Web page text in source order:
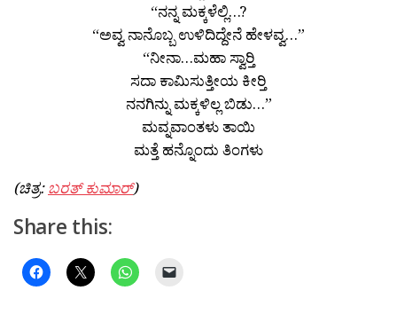
“ನನ್ನ ಮಕ್ಕಳೆಲ್ಲಿ…?
“ಅವ್ವ ನಾನೊಬ್ಬ ಉಳಿದಿದ್ದೇನೆ ಹೇಳವ್ವ…”
“ನೀನಾ…ಮಹಾ ಸ್ವಾರ್‍ತಿ
ಸದಾ ಕಾಮಿಸುತ್ತೀಯ ಕೀರ್‍ತಿ
ನನಗಿನ್ನು ಮಕ್ಕಳಿಲ್ಲ ಬಿಡು…”
ಮವ್ನವಾಂತಳು ತಾಯಿ
ಮತ್ತೆ ಹನ್ನೊಂದು ತಿಂಗಳು
(ಚಿತ್ರ:ಬರತ್ ಕುಮಾರ್)
Share this: